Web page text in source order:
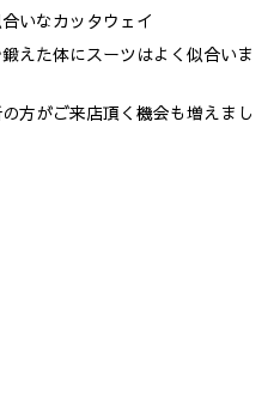
いなカッタウェイ
えた体にスーツはよく似合いま
方がご来店頂く機会も増えまし